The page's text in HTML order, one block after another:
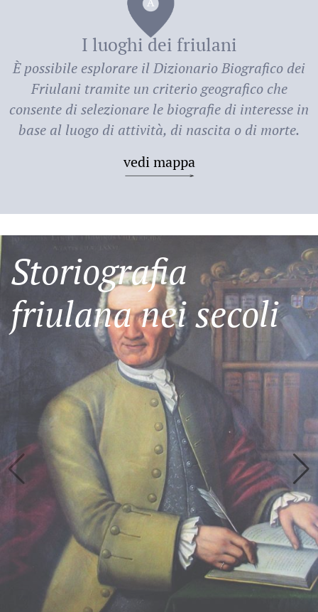
dei
Friulani
I luoghi dei friulani
È possibile esplorare ilDizionario Biografico dei
Friulani tramite un criterio geografico che
consente di selezionare le biografie di interesse in
base al luogo di attività, di nascita o di morte.
vedi mappa
Storiografia
friulana nei secoli